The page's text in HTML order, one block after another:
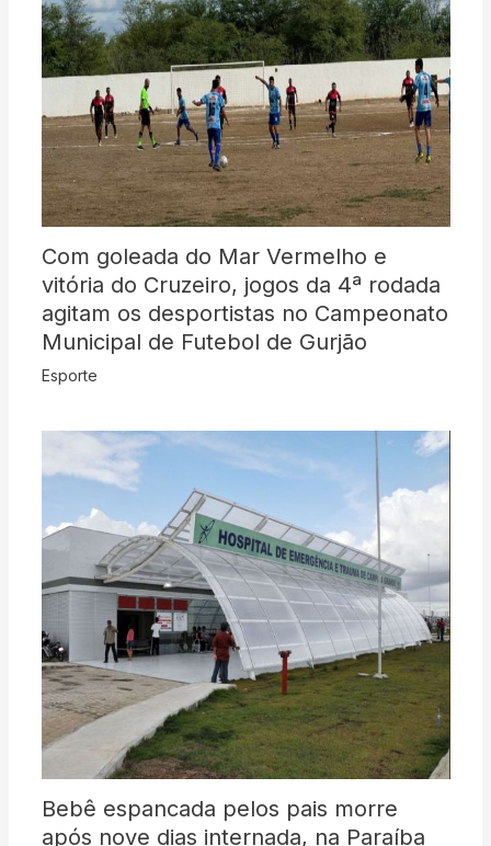
Com goleada do Mar Vermelho e
vitória do Cruzeiro, jogos da 4ª rodada
agitam os desportistas no Campeonato
Municipal de Futebol de Gurjão
Esporte
Bebê espancada pelos pais morre
após nove dias internada, na Paraíba